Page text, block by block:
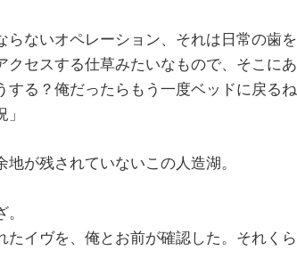
らないオペレーション、それは日常の歯
セスする仕草みたいなもので、そこに
る？俺だったらもう一度ベッドに戻る
が残されていないこの人造湖。
イヴを、俺とお前が確認した。それく